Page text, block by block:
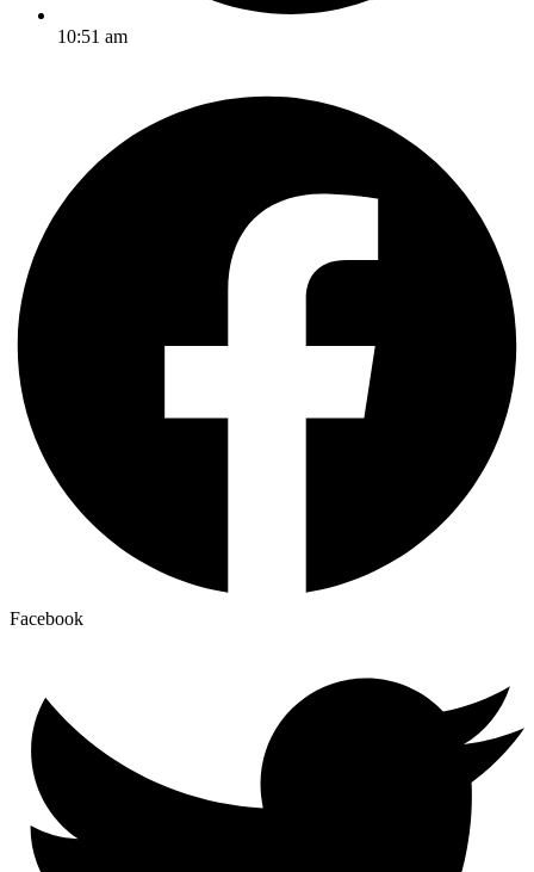
10:51 am
Facebook